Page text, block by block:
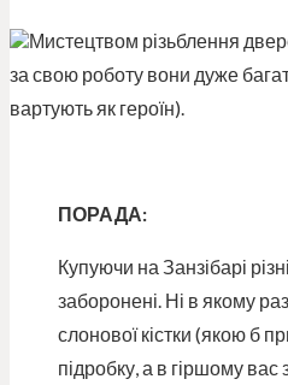
Мистецтвом різьблення
за свою роботу вони дуже
вартують як героїн).
ПОРАДА:
Купуючи на Занзібарі
заборонені. Ні в якому
слонової кістки (якою б
підробку, а в гіршому вас